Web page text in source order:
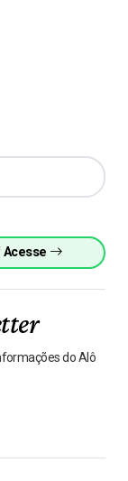
Acesse
do Alô